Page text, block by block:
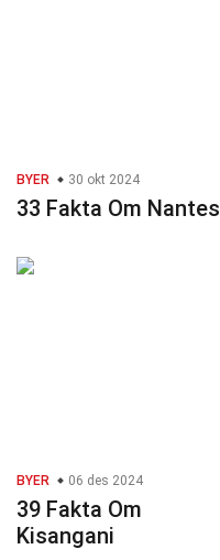
BYER 30 okt 2024
33 Fakta Om Nantes
BYER 06 des 2024
39 Fakta Om
Kisangani